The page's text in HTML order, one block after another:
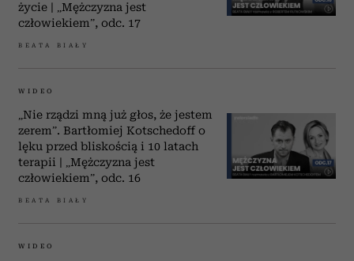
życie | „Mężczyzna jest
człowiekiem”, odc. 17
BEATA BIAŁY
WIDEO
„Nie rządzi mną już głos, że jestem
zerem”. Bartłomiej Kotschedoff o
lęku przed bliskością i 10 latach
terapii | „Mężczyzna jest
człowiekiem”, odc. 16
BEATA BIAŁY
WIDEO